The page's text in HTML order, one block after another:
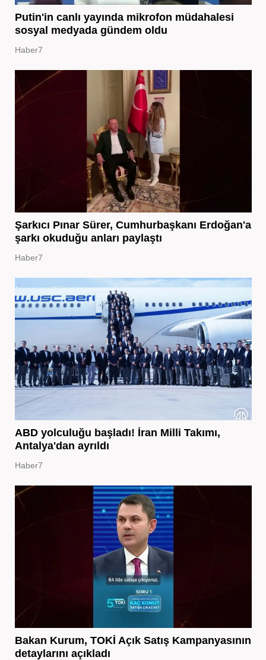
Putin'in canlı yayında mikrofon müdahalesi
sosyal medyada gündem oldu
Haber7
Şarkıcı Pınar Sürer, Cumhurbaşkanı Erdoğan'a
şarkı okuduğu anları paylaştı
Haber7
ABD yolculuğu başladı! İran Milli Takımı,
Antalya'dan ayrıldı
Haber7
Bakan Kurum, TOKİ Açık Satış Kampanyasının
detaylarını açıkladı